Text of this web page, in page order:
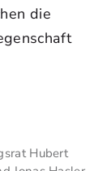
die
Hubert